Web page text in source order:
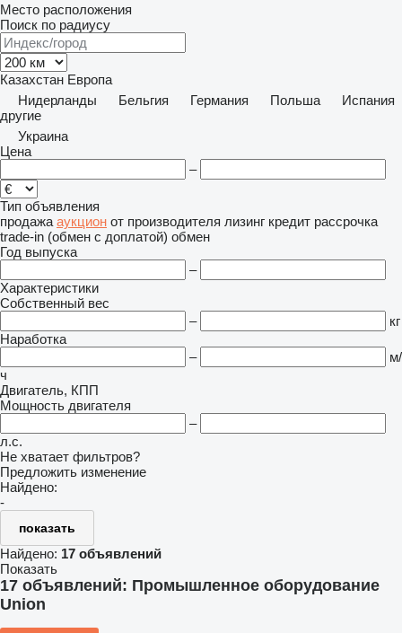
Место расположения
Поиск по радиусу
Казахстан Европа
Нидерланды
Бельгия Германия Польша
Испания
другие
Украина
Цена
–
Тип объявления
продажа аукцион от производителя лизинг кредит рассрочка
trade-in (обмен с доплатой) обмен
Год выпуска
–
Характеристики
Собственный вес
–
кг
Наработка
–
м/
ч
Двигатель, КПП
Мощность двигателя
–
л.с.
Не хватает фильтров?
Предложить изменение
Найдено:
-
показать
Найдено: 17 объявлений
Показать
17 объявлений: Промышленное оборудование
Union